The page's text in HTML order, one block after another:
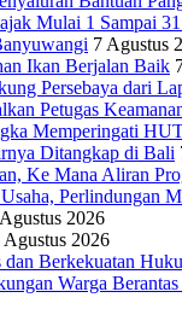
Mulai 1 Sampai
7 Agustus
Ikan Berjalan Baik
Persebaya dari
Petugas
Memperingati
Ditangkap di Bali
Ke Mana Aliran
Perlindungan
2026
Agustus 2026
dan Berkekuatan
Warga